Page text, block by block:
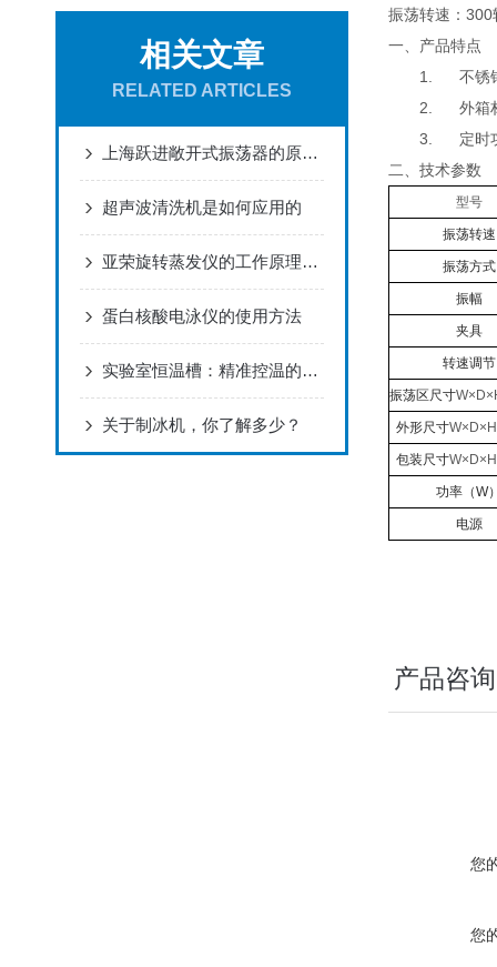
相关文章
RELATED ARTICLES
上海跃进敞开式振荡器的原理和作用
超声波清洗机是如何应用的
亚荣旋转蒸发仪的工作原理和主要部件
蛋白核酸电泳仪的使用方法
实验室恒温槽：精准控温的装备
关于制冰机，你了解多少？
振荡转速：
一、产品特点
1.
不锈
2.
外箱
3.
定时
二、技术参数
型号
振荡转速
振荡方式
振幅
夹具
转速调节
振荡区尺寸W
外形尺寸W
包装尺寸W
功率（W
电源
产品咨询
您
您